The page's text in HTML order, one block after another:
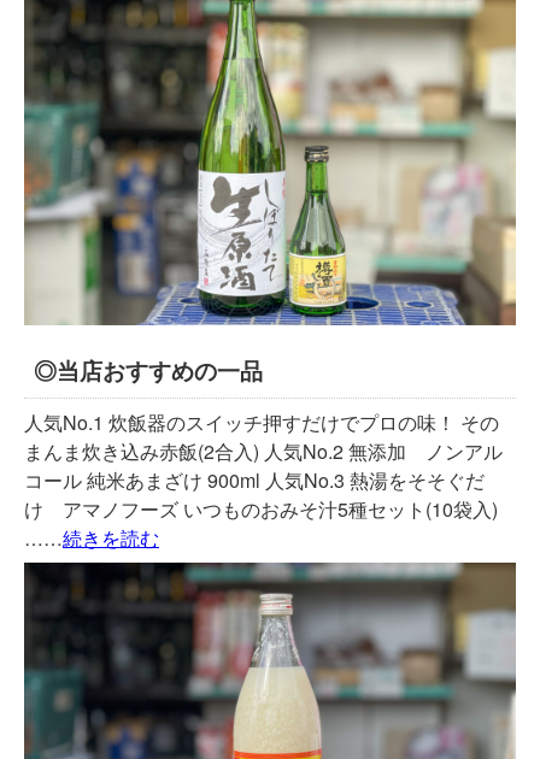
◎当店おすすめの一品
人気No.1 炊飯器のスイッチ押すだけでプロの味！ その
まんま炊き込み赤飯(2合入) 人気No.2 無添加 ノンアル
コール 純米あまざけ 900ml 人気No.3 熱湯をそそぐだ
け アマノフーズ いつものおみそ汁5種セット(10袋入)
……続きを読む